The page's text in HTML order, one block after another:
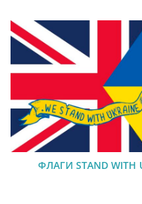
ФЛАГИ STAND WITH